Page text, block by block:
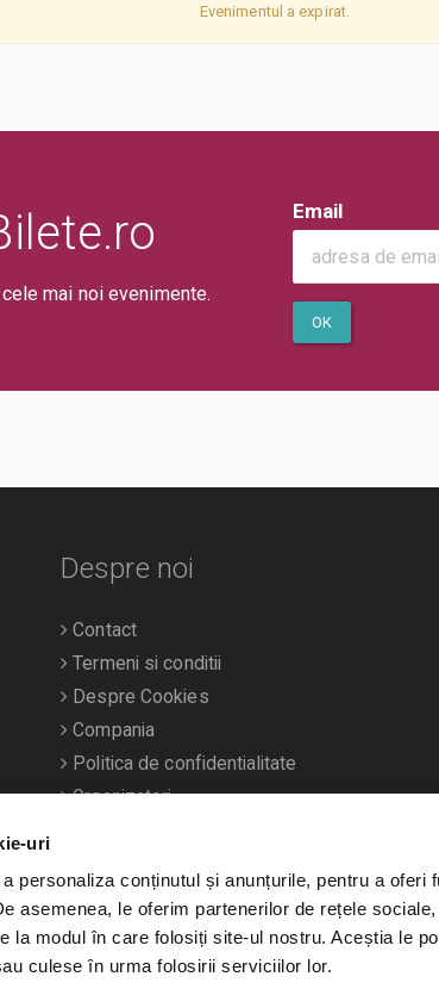
uri
personaliza conținutul și anunțurile, pentru a oferi
asemenea, le oferim partenerilor de rețele
la modul în care folosiți site-ul nostru. Aceștia le
culese în urma folosirii serviciilor lor.
Evenimentul a expirat.
mai noi evenimente.
Email
OK
Despre noi
Contact
Termeni si conditii
Despre Cookies
Compania
Politica de confidentialitate
Organizatori